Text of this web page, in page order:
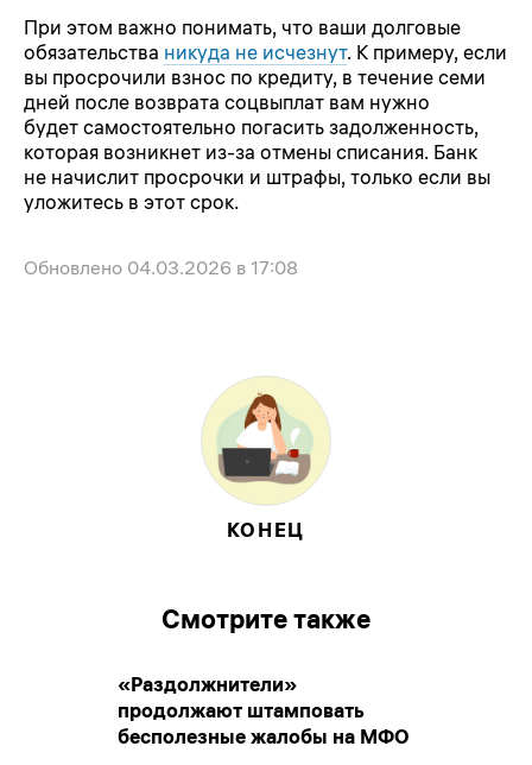
При этом важно понимать, что ваши долговые
обязательства никуда не исчезнут. К примеру, если
вы просрочили взнос по кредиту, в течение семи
дней после возврата соцвыплат вам нужно
будет самостоятельно погасить задолженность,
которая возникнет из-за отмены списания. Банк
не начислит просрочки и штрафы, только если вы
уложитесь в этот срок.
Обновлено 04.03.2026 в 17:08
КОНЕЦ
Смотрите также
«Раздолжнители»
продолжают штамповать
бесполезные жалобы на МФО